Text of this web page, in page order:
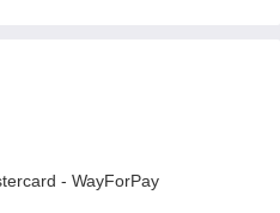
- WayForPay